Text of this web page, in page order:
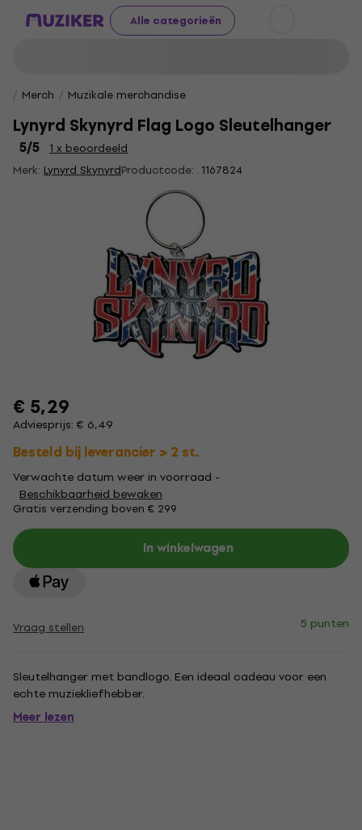
Alle categorieën
Merch Muzikale merchandise
Lynyrd Skynyrd Flag Logo Sleutelhanger
5/5
1 x beoordeeld
Merk: Lynyrd SkynyrdProductcode: . 1167824
€ 5,29
Adviesprijs: € 6,49
Besteld bij leverancier > 2 st.
Verwachte datum weer in voorraad -
Beschikbaarheid bewaken
Gratis verzending boven € 299
In winkelwagen
Vraag stellen 5 punten
Sleutelhanger met bandlogo. Een ideaal cadeau voor een
echte muziekliefhebber.
Meer lezen